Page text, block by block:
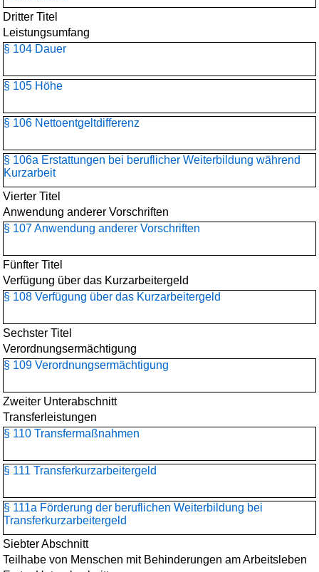
Dritter Titel
Leistungsumfang
§ 104 Dauer
§ 105 Höhe
§ 106 Nettoentgeltdifferenz
§ 106a Erstattungen bei beruflicher Weiterbildung während
Kurzarbeit
Vierter Titel
Anwendung anderer Vorschriften
§ 107 Anwendung anderer Vorschriften
Fünfter Titel
Verfügung über das Kurzarbeitergeld
§ 108 Verfügung über das Kurzarbeitergeld
Sechster Titel
Verordnungsermächtigung
§ 109 Verordnungsermächtigung
Zweiter Unterabschnitt
Transferleistungen
§ 110 Transfermaßnahmen
§ 111 Transferkurzarbeitergeld
§ 111a Förderung der beruflichen Weiterbildung bei
Transferkurzarbeitergeld
Siebter Abschnitt
Teilhabe von Menschen mit Behinderungen am Arbeitsleben